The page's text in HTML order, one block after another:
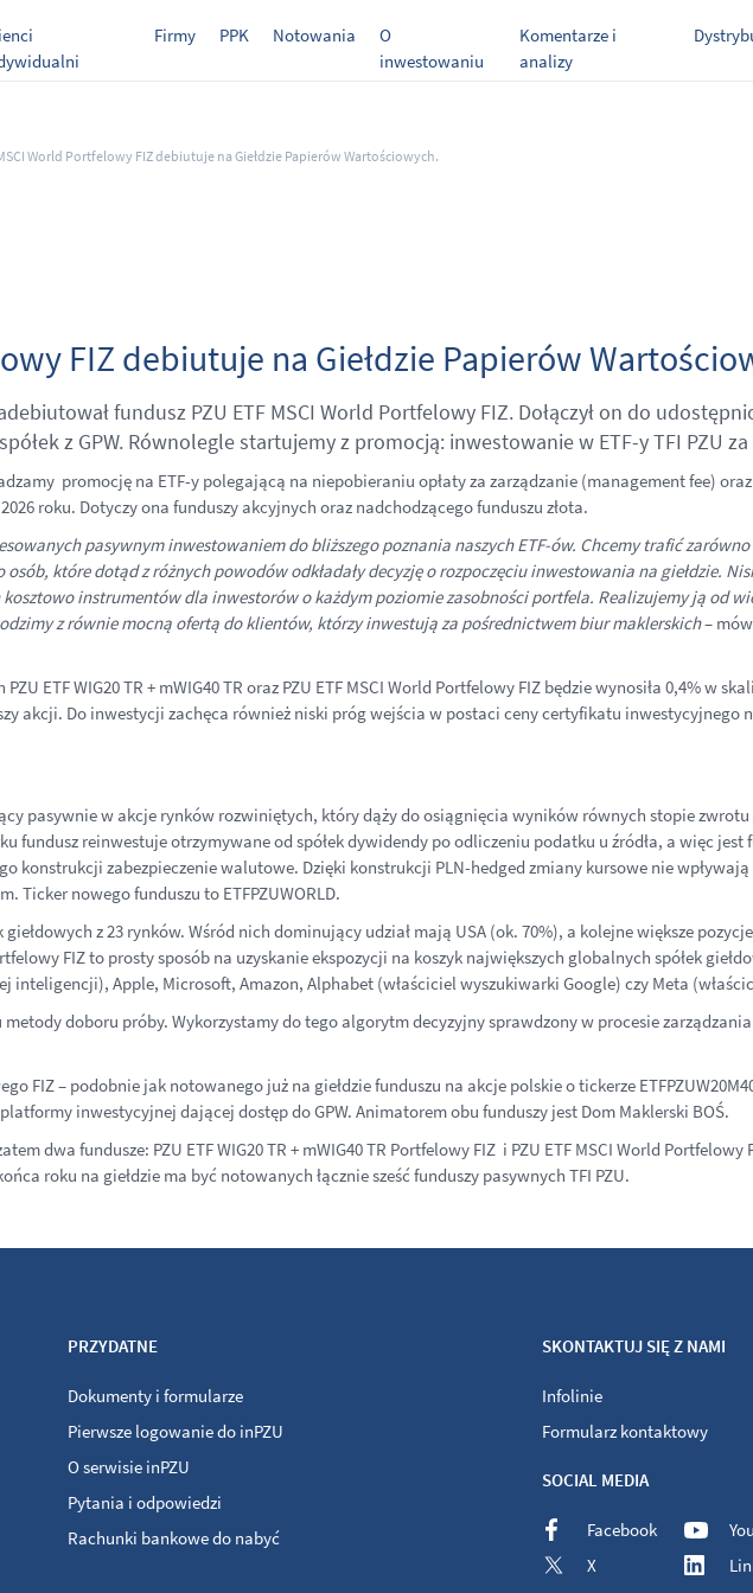
Firmy PPK Notowania
O
inwestowaniu
Komentarze i
analizy
World Portfelowy FIZ debiutuje na Giełdzie Papierów Wartościowych.
FIZ debiutuje na Giełdzie Papierów
fundusz PZU ETF MSCI World Portfelowy FIZ. Dołączył on do
z GPW. Równolegle startujemy z promocją: inwestowanie w ETF-y TFI PZU
promocję na ETF-y polegającą na niepobieraniu opłaty za zarządzanie (management fee)
roku. Dotyczy ona funduszy akcyjnych oraz nadchodzącego funduszu złota.
pasywnym inwestowaniem do bliższego poznania naszych ETF-ów. Chcemy trafić
które dotąd z różnych powodów odkładały decyzję o rozpoczęciu inwestowania na giełdzie.
instrumentów dla inwestorów o każdym poziomie zasobności portfela. Realizujemy ją od
z równie mocną ofertą do klientów, którzy inwestują za pośrednictwem biur maklerskich–
ETF WIG20 TR + mWIG40 TR oraz PZU ETF MSCI World Portfelowy FIZ będzie wynosiła 0,4% w
akcji. Do inwestycji zachęca również niski próg wejścia w postaci ceny certyfikatu inwestycyjnego
pasywnie w akcje rynków rozwiniętych, który dąży do osiągnięcia wyników równych stopie zwrotu
fundusz reinwestuje otrzymywane od spółek dywidendy po odliczeniu podatku u źródła, a więc jest
konstrukcji zabezpieczenie walutowe. Dzięki konstrukcji PLN-hedged zmiany kursowe nie
Ticker nowego funduszu to ETFPZUWORLD.
giełdowych z 23 rynków. Wśród nich dominujący udział mają USA (ok. 70%), a kolejne większe
FIZ to prosty sposób na uzyskanie ekspozycji na koszyk największych globalnych spółek
Apple, Microsoft, Amazon, Alphabet (właściciel wyszukiwarki Google) czy Meta
doboru próby. Wykorzystamy do tego algorytm decyzyjny sprawdzony w procesie
FIZ – podobnie jak notowanego już na giełdzie funduszu na akcje polskie o tickerze
inwestycyjnej dającej dostęp do GPW. Animatorem obu funduszy jest Dom Maklerski BOŚ.
dwa fundusze: PZU ETF WIG20 TR + mWIG40 TR Portfelowy FIZ i PZU ETF MSCI World
roku na giełdzie ma być notowanych łącznie sześć funduszy pasywnych TFI PZU.
PRZYDATNE
Dokumenty i formularze
Pierwsze logowanie do inPZU
O serwisie inPZU
Pytania i odpowiedzi
Rachunki bankowe do nabyć
SKONTAKTUJ SIĘ Z NAMI
Infolinie
Formularz kontaktowy
SOCIAL MEDIA
Facebook
X